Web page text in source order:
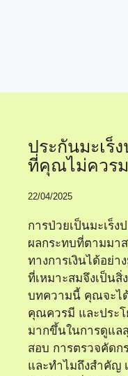
ประกันมะเร็
ที่คุณไม่ควร
22/04/2025
การป่วยเป็นมะเร็
ผลกระทบที่ตามมา
ทางการเงินได้อย่
ที่เหมาะสมจึงเป็น
บทความนี้ คุณจะได้
คุณควรมี และประ
มากขึ้นในการดูแล
สอบ การตรวจคัดก
และทำไมถึงสำคัญ